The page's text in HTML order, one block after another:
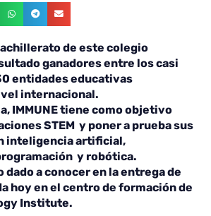
de este colegio
ganadores entre los casi
entidades educativas
internacional.
IMMUNE tiene como objetivo
STEM y poner a prueba sus
inteligencia artificial,
y robótica.
dado a conocer en la entrega de
hoy en el centro de formación de
Institute.